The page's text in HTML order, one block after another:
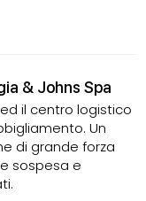
& Johns Spa
il centro logistico
Un
di grande forza
sospesa e